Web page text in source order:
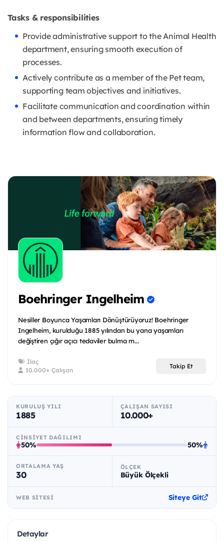
Tasks & responsibilities
Provide administrative support to the Animal Health
department, ensuring smooth execution of
processes.
Actively contribute as a member of the Pet team,
supporting team objectives and initiatives.
Facilitate communication and coordination within
and between departments, ensuring timely
information flow and collaboration.
Boehringer Ingelheim
Nesiller Boyunca Yaşamları Dönüştürüyoruz! Boehringer
Ingelheim, kurulduğu 1885 yılından bu yana yaşamları
değiştiren çığır açıcı tedaviler bulma m...
İlaç
10.000+ Çalışan
Takip Et
KURULUŞ YILI
1885
ÇALIŞAN SAYISI
10.000+
CINSIYET DAĞILIMI
50% 50%
ORTALAMA YAŞ
30
ÖLÇEK
Büyük Ölçekli
WEB SITESI Siteye Git
Detaylar